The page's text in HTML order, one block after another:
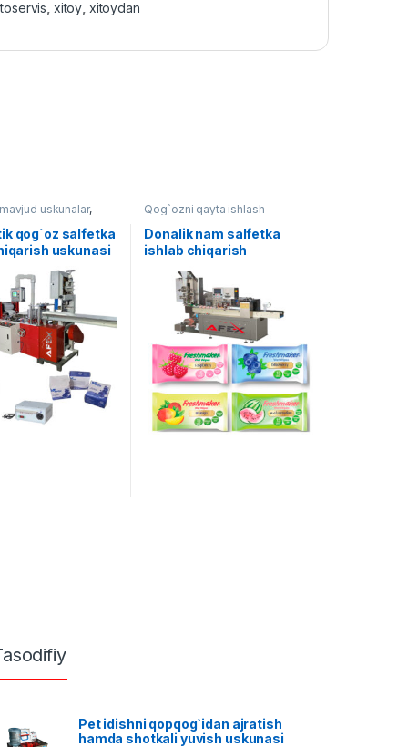
xitoy xitoydan
uskunalar,
ishlash
qog`oz salfetka
uskunasi
boshqaruv
B002
Qog`ozni qayta ishlash
Donalik nam salfetka
ishlab chiqarish
Pet idishni qopqog`idan ajratish
hamda shotkali yuvish uskunasi